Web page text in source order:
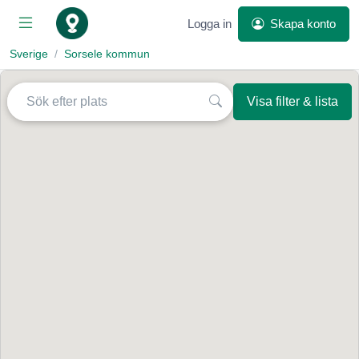
Logga in Skapa konto
Sverige Sorsele kommun
Visa filter & lista